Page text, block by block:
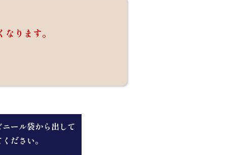
ります。
ール袋から出して
ださい。